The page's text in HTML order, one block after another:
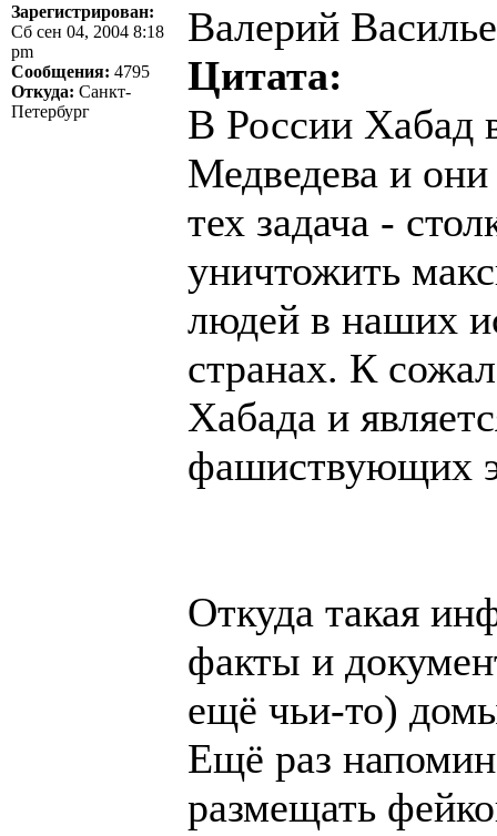
Зарегистрирован:
Сб сен 04, 2004 8:18
pm
Сообщения: 4795
Откуда: Санкт-
Петербург
Валерий
Цитата:
В России Хабад
Медведева и
тех задача -
уничтожить
людей в наших
странах. К
Хабада и
фашиствующих
Откуда такая
факты и
ещё чьи-то)
Ещё раз
размещать